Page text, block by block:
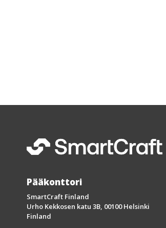
Pääkonttori
SmartCraft Finland
Urho Kekkosen katu 3B, 00100 Helsinki
Finland